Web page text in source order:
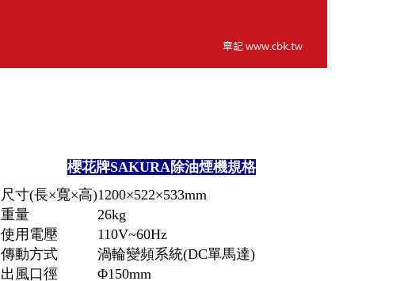
櫻花牌SAKURA除油煙機規格
尺寸(長×寬×高)1200×522×533mm
重量
26kg
使用電壓
110V~60Hz
傳動方式
渦輪變頻系統(DC單馬達)
出風口徑
Φ150mm